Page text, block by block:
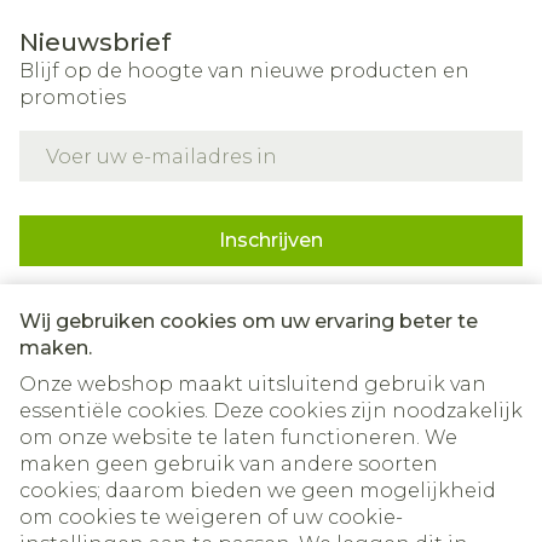
Wij gebruiken cookies om uw ervaring beter te
maken.
Onze webshop maakt uitsluitend gebruik van
essentiële cookies. Deze cookies zijn noodzakelijk
om onze website te laten functioneren. We
maken geen gebruik van andere soorten
cookies; daarom bieden we geen mogelijkheid
om cookies te weigeren of uw cookie-
Nieuwsbrief
Blijf op de hoogte van nieuwe producten en
promoties
Inschrijven
nieuwsbrief en gaat u akkoord met onzeprivacy policy